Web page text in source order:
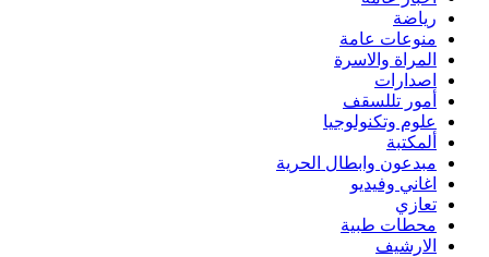
رياضة
منوعات عامة
المراة والاسرة
اصدارات
أمور تللسقف
علوم وتكنولوجيا
ألمكتبة
مبدعون وابطال الحرية
اغاني وفيديو
تعازي
محطات طبية
الارشيف